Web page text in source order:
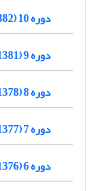
دوره 10 (1382)
دوره 9 (1381)
دوره 8 (1378)
دوره 7 (1377)
دوره 6 (1376)